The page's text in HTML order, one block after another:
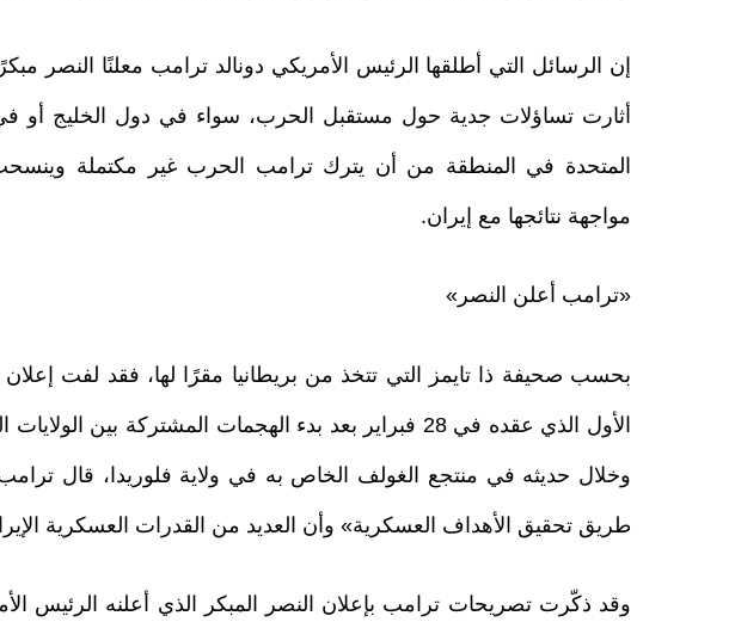
إن الرسائل التي أطلقها الرئيس الأمريكي دونالد ترامب معلنًا النصر
أثارت تساؤلات جدية حول مستقبل الحرب، سواء في دول الخليج أو
المتحدة في المنطقة من أن يترك ترامب الحرب غير مكتملة
مواجهة نتائجها مع إيران.
«ترامب أعلن النصر»
بحسب صحيفة ذا تايمز التي تتخذ من بريطانيا مقرًا لها، فقد لفت
الأول الذي عقده في 28 فبراير بعد بدء الهجمات المشتركة بين
وخلال حديثه في منتجع الغولف الخاص به في ولاية فلوريدا، قال
طريق تحقيق الأهداف العسكرية» وأن العديد من القدرات العسكرية
وقد ذكّرت تصريحات ترامب بإعلان النصر المبكر الذي أعلنه الرئيس